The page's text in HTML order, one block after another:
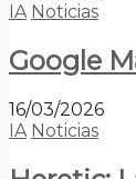
IA Noticias
Google
16/03/2026
IA Noticias